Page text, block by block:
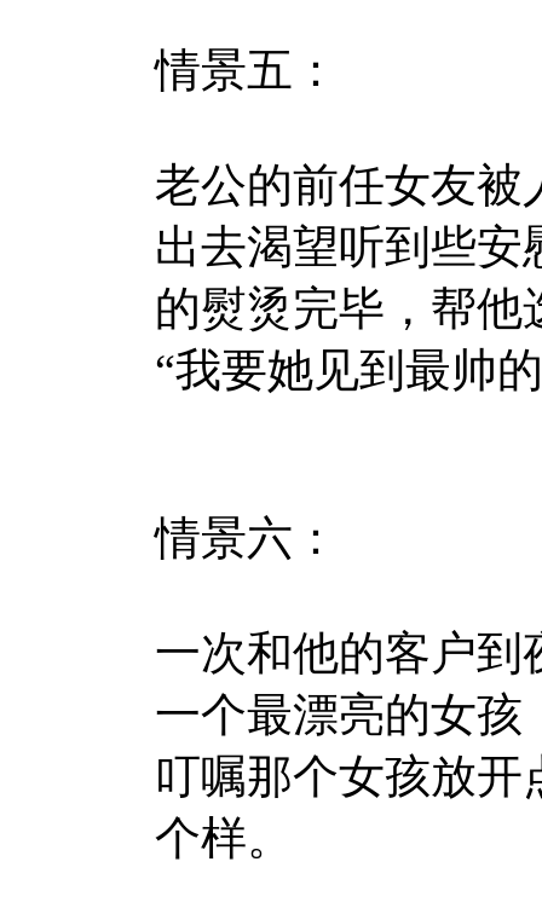
情景五：
老公的前任女友被
出去渴望听到些
的熨烫完毕，帮
“我要她见到最帅
情景六：
一次和他的客户到
一个最漂亮的女孩
叮嘱那个女孩放
个样。